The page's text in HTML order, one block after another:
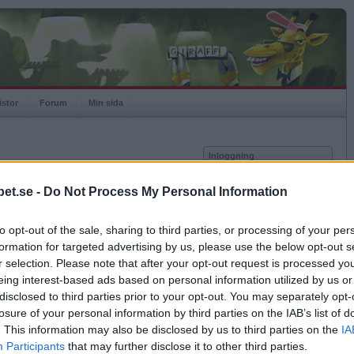
- Do Not Process My Personal Information
opt-out of the sale, sharing to third parties, or processing of your
for targeted advertising by us, please use the below opt-out
selection. Please note that after your opt-out request is processed
interest-based ads based on personal information utilized by us
to third parties prior to your opt-out. You may separately
of your personal information by third parties on the IAB’s list of
This information may also be disclosed by us to third parties on the
Participants that may further disclose it to other third parties.
Forum Min sida
Högsta rating2009-05-08
2066
Rankad
326
Rullningar
170
Matcher
7234
Vunna
3566
Inloggning
Kom ihåg mig
Glömt ditt lösenord?
Få ny aktiveringslänk
Betapet är gratis!